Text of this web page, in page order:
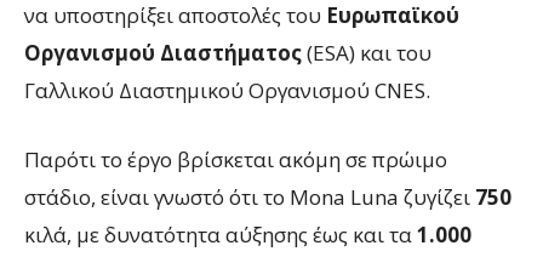
να υποστηρίξει αποστολές του Eυρωπαϊκού
Οργανισμού Διαστήματος(ESA) και του
Γαλλικού Διαστημικού Οργανισμού CNES.
Παρότι το έργο βρίσκεται ακόμη σε πρώιμο
στάδιο, είναι γνωστό ότι το Mona Luna ζυγίζει 750
κιλά, με δυνατότητα αύξησης έως και τα1.000